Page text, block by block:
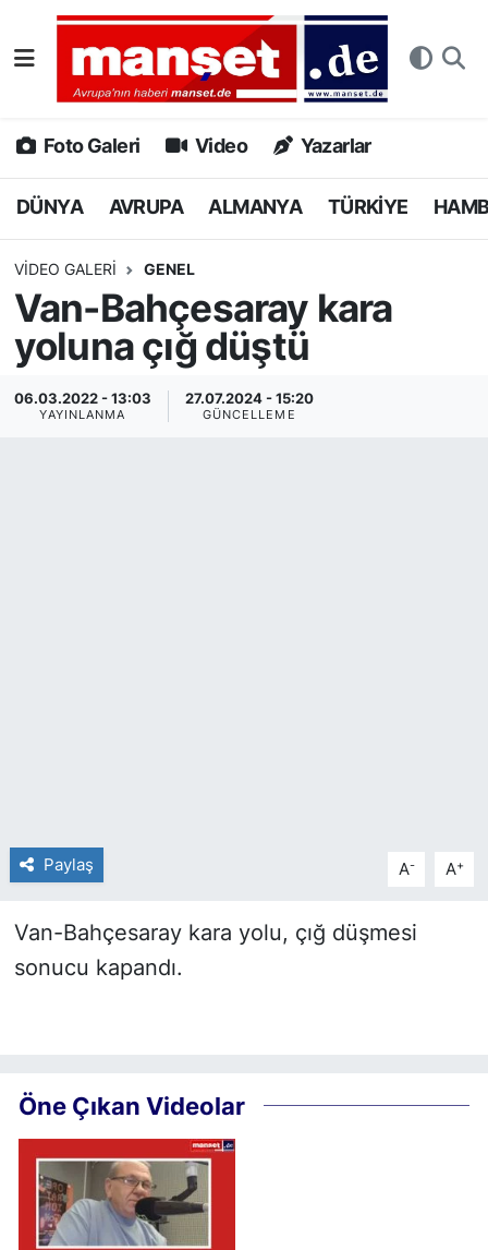
Foto Galeri Video Yazarlar
DÜNYA AVRUPA ALMANYA TÜRKİYE
VIDEO GALERI GENEL
Van-Bahçesaray kara
yoluna çığ düştü
06.03.2022 - 13:03
YAYINLANMA
27.07.2024 - 15:20
GÜNCELLEME
Paylaş A- A+
Van-Bahçesaray kara yolu, çığ düşmesi
sonucu kapandı.
Öne Çıkan Videolar
DÜNYA
AVRUPA
ALMANYA
HAMBURG
SPOR
DEUTSCH
Nöbetçi Eczaneler
Hava Durumu
Namaz Vakitleri
Puan Durumu ve Fikstür
Tüm Manşetler
Son Dakika Haberleri